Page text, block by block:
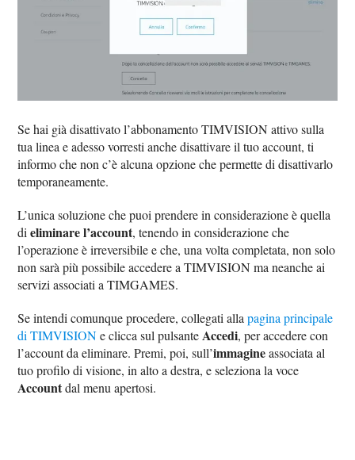
Se hai già disattivato l’abbonamento TIMVISION attivo sulla
tua linea e adesso vorresti anche disattivare il tuo account, ti
informo che non c’è alcuna opzione che permette di disattivarlo
temporaneamente.
L’unica soluzione che puoi prendere in considerazione è quella
dieliminare l’account, tenendo in considerazione che
l’operazione è irreversibile e che, una volta completata, non solo
non sarà più possibile accedere a TIMVISION ma neanche ai
servizi associati a TIMGAMES.
Se intendi comunque procedere, collegati allapagina principale
di TIMVISIONe clicca sul pulsante Accedi, per accedere con
l’account da eliminare. Premi, poi, sull’immagineassociata al
tuo profilo di visione, in alto a destra, e seleziona la voce
Accountdal menu apertosi.